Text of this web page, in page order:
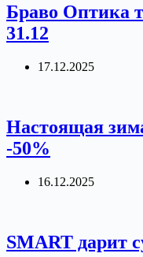
Браво Оптика
31.12
17.12.2025
Настоящая
-50%
16.12.2025
SMART дарит